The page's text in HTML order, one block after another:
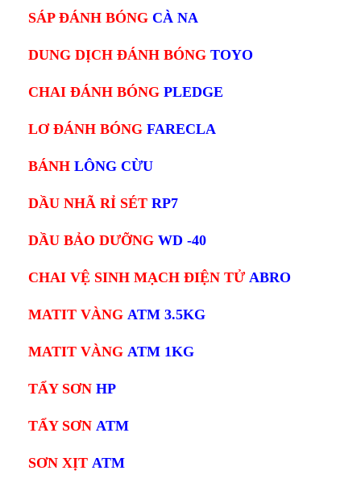
SÁP ĐÁNH BÓNG CÀ NA
DUNG DỊCH ĐÁNH BÓNG TOYO
CHAI ĐÁNH BÓNG PLEDGE
LƠ ĐÁNH BÓNG FARECLA
BÁNH LÔNG CỪU
DẦU NHÃ RỈ SÉT RP7
DẦU BẢO DƯỠNG WD -40
CHAI VỆ SINH MẠCH ĐIỆN TỬABRO
MATIT VÀNG ATM 3.5KG
MATIT VÀNG ATM 1KG
TẨY SƠN HP
TẨY SƠN ATM
SƠN XỊT ATM